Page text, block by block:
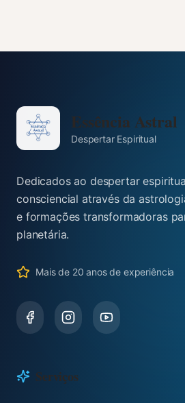
Essência Astral
Despertar Espiritual
Dedicados ao despertar
consciencial através da
e formações transformadoras
planetária.
Mais de 20 anos de experiência
Serviços